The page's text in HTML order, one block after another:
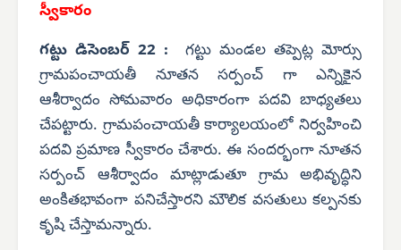
స్వీకారం
గట్టు డిసెంబర్ 22 :
గట్టు మండల తప్పెట్ల మోర్సు
గ్రామపంచాయతీ నూతన సర్పంచ్ గా ఎన్నికైన
ఆశీర్వాదం సోమవారం అధికారంగా పదవి బాధ్యతలు
చేపట్టారు. గ్రామపంచాయతీ కార్యాలయంలో నిర్వహించి
పదవి ప్రమాణ స్వీకారం చేశారు. ఈ సందర్భంగా నూతన
సర్పంచ్ ఆశీర్వాదం మాట్లాడుతూ గ్రామ అభివృద్ధిని
అంకితభావంగా పనిచేస్తారని మౌలిక వసతులు కల్పనకు
కృషి చేస్తామన్నారు.